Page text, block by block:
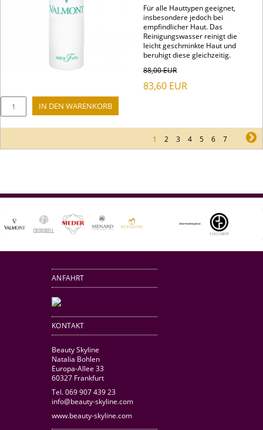
Für alle Hauttypen geeignet,
insbesondere jedoch bei
empfindlicher Haut. Das
Reinigungswasser reinigt die
leicht geschminkte Haut und
beruhigt diese gleichzeitig.
88,00EUR
83,60 EUR
1 2 3 4 5 6 7
ANFAHRT
KONTAKT
Beauty Skyline
Natalia Bohlen
Europa-Allee 33
60327 Frankfurt
Tel. 069 907 439 23
info@beauty-skyline.com
www.beauty-skyline.com